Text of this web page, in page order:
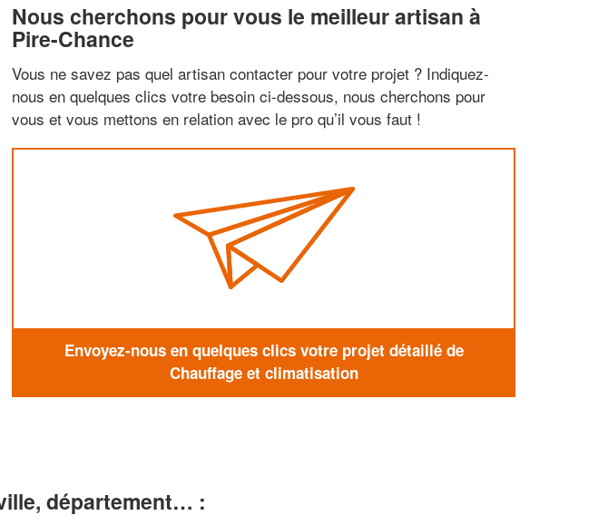
Nous cherchons pour vous le meilleur artisan à
Pire-Chance
Vous ne savez pas quel artisan contacter pour votre projet ? Indiquez-
nous en quelques clics votre besoin ci-dessous, nous cherchons pour
vous et vous mettons en relation avec le pro qu’il vous faut !
Envoyez-nous en quelques clics votre projet détaillé de
Chauffage et climatisation
département… :